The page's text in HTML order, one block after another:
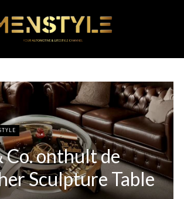
Co. onthult de
Sculpture Table